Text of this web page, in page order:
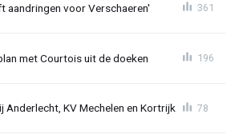
aandringen voor Verschaeren' 361
met Courtois uit de doeken 196
Anderlecht, KV Mechelen en Kortrijk 78